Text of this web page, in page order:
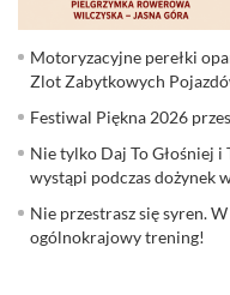
Motoryzacyjne perełki
Zlot Zabytkowych
Festiwal Piękna 2026
Nie tylko Daj To Głośniej i
wystąpi podczas dożynek
Nie przestrasz się syren.
ogólnokrajowy trening!